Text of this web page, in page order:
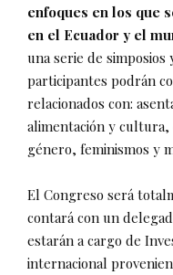
enfoques en los que
en el Ecuador y el
una serie de simposios
participantes podrán
relacionados con:
alimentación y cultura,
género, feminismos y
El Congreso será
contará con un
estarán a cargo de
internacional